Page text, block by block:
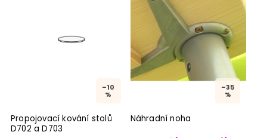
–10
%
Propojovací kování stolů
D702 a D703
–35
%
Náhradní noha